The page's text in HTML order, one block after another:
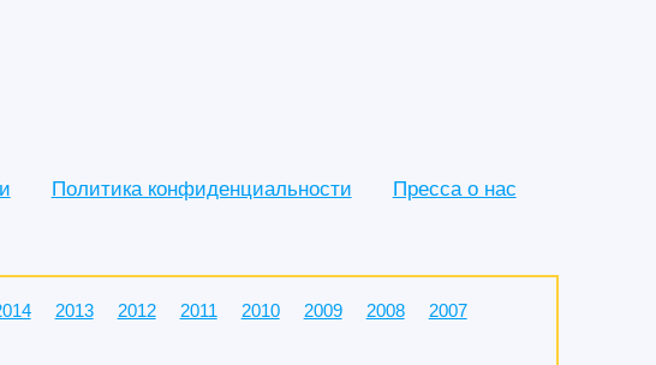
Политика конфиденциальности Пресса о нас
2013 2012 2011 2010 2009 2008
2007